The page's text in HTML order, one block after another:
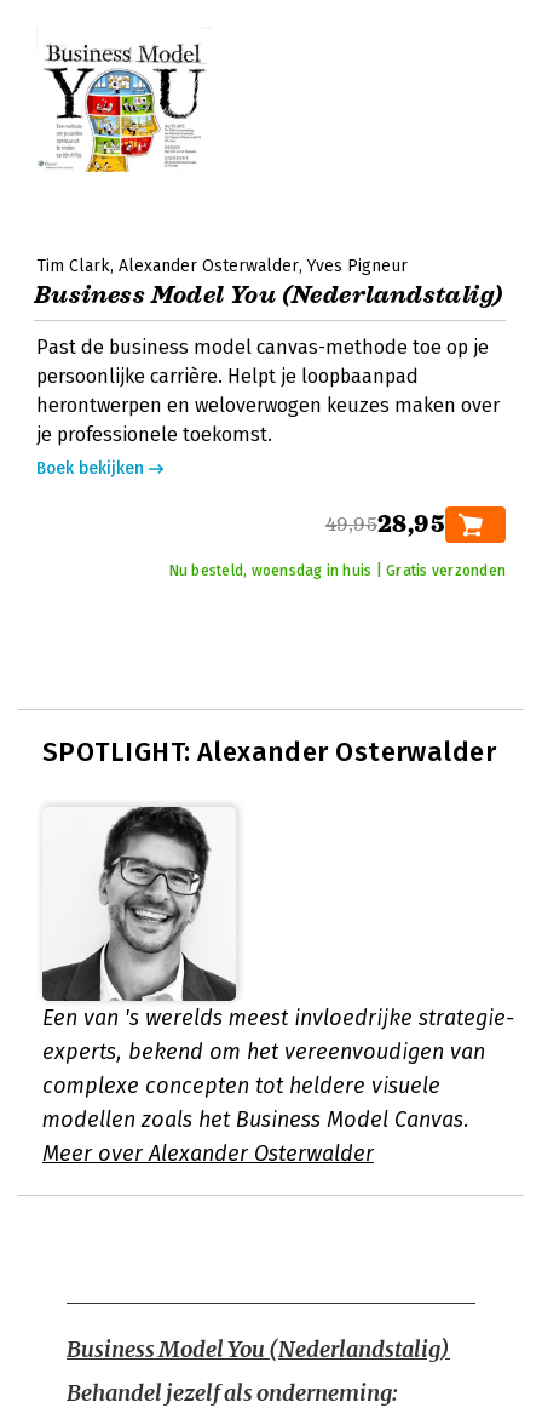
Tim Clark Alexander Osterwalder Yves Pigneur
Business Model You (Nederlandstalig)
Past de business model canvas-methode toe op je
persoonlijke carrière. Helpt je loopbaanpad
herontwerpen en weloverwogen keuzes maken over
je professionele toekomst.
Boek bekijken
49,9528,95
Nu besteld, woensdag in huis | Gratis verzonden
SPOTLIGHT: Alexander Osterwalder
Een van 's werelds meest invloedrijke strategie-
experts, bekend om het vereenvoudigen van
complexe concepten tot heldere visuele
modellen zoals het Business Model Canvas.
Meer over Alexander Osterwalder
Business Model You (Nederlandstalig)
Behandel jezelf als onderneming: